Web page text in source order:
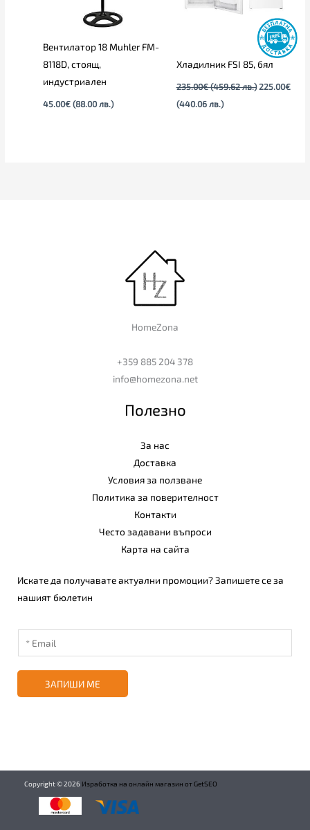
Вентилатор 18 Muhler FM-
8118D, стоящ,
индустриален
45.00€ (88.00 лв.)
Хладилник FSI 85, бял
235.00€ (459.62 лв.) 225.00€
(440.06 лв.)
HomeZona
+359 885 204 378
info@homezona.net
Полезно
За нас
Доставка
Условия за ползване
Политика за поверителност
Контакти
Често задавани въпроси
Карта на сайта
Искате да получавате актуални промоции? Запишете се за
нашият бюлетин
ЗАПИШИ МЕ
Copyright ©2026 Изработка на онлайн магазин от GetSEO